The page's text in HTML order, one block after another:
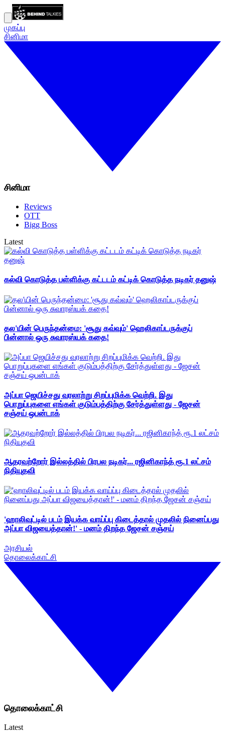
முகப்பு
சினிமா
சினிமா
Reviews
OTT
Bigg Boss
Latest
கல்வி கொடுத்த பள்ளிக்கு கட்டடம் கட்டிக் கொடுத்த நடிகர் தனுஷ்
தல'யின் பெருந்தன்மை: 'சூது கவ்வும்' ஹெலிகாப்டருக்குப்
பின்னால் ஒரு சுவாரஸ்யக் கதை!
அப்பா ஜெயிச்சது வரலாற்று சிறப்புமிக்க வெற்றி. இது
பொறுப்புகளை எங்கள் குடும்பத்திற்கு சேர்த்துள்ளது - ஜேசன்
சஞ்சய் ஒபன்டாக்
ஆதரவற்றோர் இல்லத்தில் பிரபல நடிகர்... ரஜினிகாந்த் ரூ.1 லட்சம்
நிதியுதவி
'ஹாலிவுட்டில் படம் இயக்க வாய்ப்பு கிடைத்தால் முதலில் நினைப்பது
அப்பா விஜயைத்தான்!' - மனம் திறந்த ஜேசன் சஞ்சய்
அரசியல்
தொலைக்காட்சி
தொலைக்காட்சி
Latest